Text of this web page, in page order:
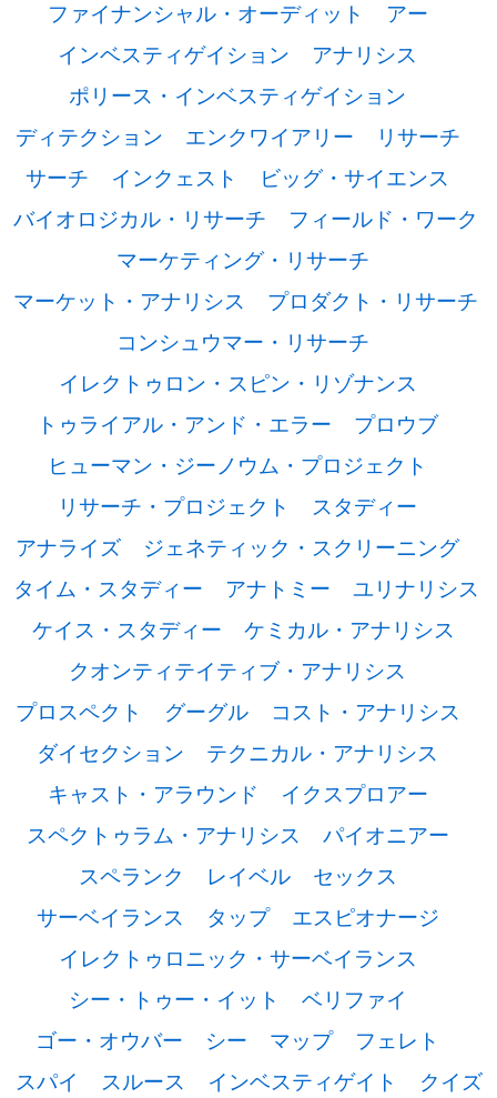
ファイナンシャル・オーディット
アー
インベスティゲイション
アナリシス
ポリース・インベスティゲイション
ディテクション
エンクワイアリー
リサーチ
サーチ
インクェスト
ビッグ・サイエンス
バイオロジカル・リサーチ
フィールド・ワーク
マーケティング・リサーチ
マーケット・アナリシス
プロダクト・リサーチ
コンシュウマー・リサーチ
イレクトゥロン・スピン・リゾナンス
トゥライアル・アンド・エラー
プロウブ
ヒューマン・ジーノウム・プロジェクト
リサーチ・プロジェクト
スタディー
アナライズ
ジェネティック・スクリーニング
タイム・スタディー
アナトミー
ユリナリシス
ケイス・スタディー
ケミカル・アナリシス
クオンティテイティブ・アナリシス
プロスペクト
グーグル
コスト・アナリシス
ダイセクション
テクニカル・アナリシス
キャスト・アラウンド
イクスプロアー
スペクトゥラム・アナリシス
パイオニアー
スペランク
レイベル
セックス
サーベイランス
タップ
エスピオナージ
イレクトゥロニック・サーベイランス
シー・トゥー・イット
ベリファイ
ゴー・オウバー
シー マップ
フェレト
スパイ
スルース インベスティゲイト
クイズ